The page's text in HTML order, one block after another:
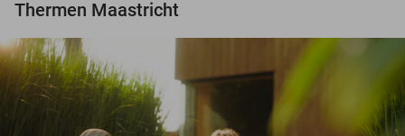
Thermen Maastricht